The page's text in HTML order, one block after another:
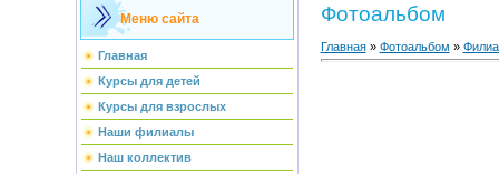
Меню сайта
Главная
Курсы для детей
Курсы для взрослых
Наши филиалы
Наш коллектив
Фотоальбом
Главная» Фотоальбом »